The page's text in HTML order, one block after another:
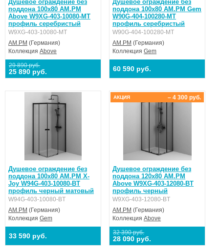
Душевое ограждение без
поддона 100x80 AM.PM
Above W9XG-403-10080-MT
профиль серебристый
W9XG-403-10080-MT
AM.PM (Германия)
Коллекция Above
29 890 руб.
25 890 руб.
Душевое ограждение без
поддона 100x80 AM.PM Gem
W90G-404-100280-MT
профиль серебристый
W90G-404-100280-MT
AM.PM (Германия)
КоллекцияGem
60 590 руб.
Душевое ограждение без
поддона 100x80 AM.PM X-
Joy W94G-403-10080-BТ
профиль черный матовый
W94G-403-10080-BТ
AM.PM (Германия)
Коллекция Gem
33 590 руб.
Душевое ограждение без
поддона 120x80 AM.PM
Above W9XG-403-12080-BT
профиль черный
W9XG-403-12080-BT
AM.PM (Германия)
КоллекцияAbove
32 390 руб.
28 090 руб.
– 4 300 руб.
АКЦИЯ